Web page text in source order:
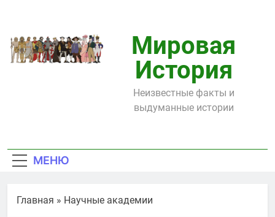
содержимому
Мировая
История
Неизвестные факты и
выдуманные истории
МЕНЮ
Главная » Научные академии